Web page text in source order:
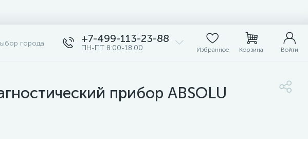
города +7-499-113-23-88
ПН-ПТ 8:00-18:00 Избранное Корзина Войти
прибор ABSOLU